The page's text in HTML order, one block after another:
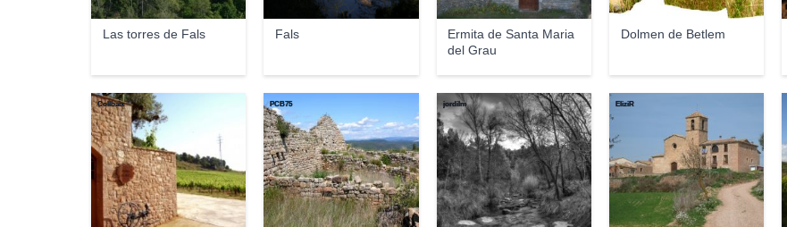
Las torres de Fals Fals
Ermita de Santa Maria
del Grau
Dolmen de Betlem‎
Collbaix PCB75 jordilm EliziR